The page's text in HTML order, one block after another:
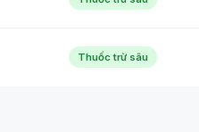
Thuốc trừ sâu